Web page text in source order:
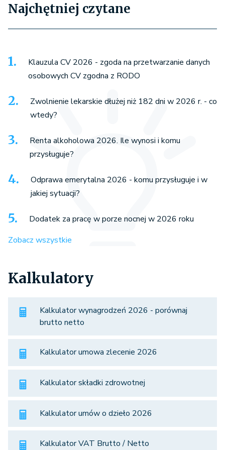
Najchętniej czytane
Klauzula CV 2026 - zgoda na przetwarzanie danych
osobowych CV zgodna z RODO
Zwolnienie lekarskie dłużej niż 182 dni w 2026 r. - co
wtedy?
Renta alkoholowa 2026. Ile wynosi i komu
przysługuje?
Odprawa emerytalna 2026 - komu przysługuje i w
jakiej sytuacji?
Dodatek za pracę w porze nocnej w 2026 roku
Zobacz wszystkie
Kalkulatory
Kalkulator wynagrodzeń 2026 - porównaj
brutto netto
Kalkulator umowa zlecenie 2026
Kalkulator składki zdrowotnej
Kalkulator umów o dzieło 2026
Kalkulator VAT Brutto / Netto